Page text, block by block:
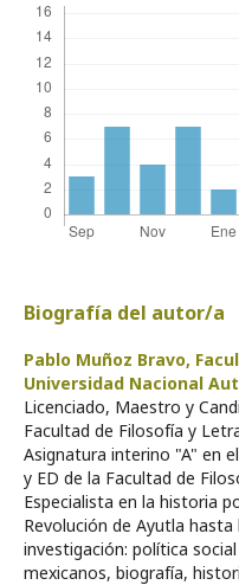
Biografía del autor/a
Pablo Muñoz Bravo,
Universidad Nacional
Licenciado, Maestro y
Facultad de Filosofía y
Asignatura interino "A" en
y ED de la Facultad de
Especialista en la historia
Revolución de Ayutla hasta
investigación: política
mexicanos, biografía,